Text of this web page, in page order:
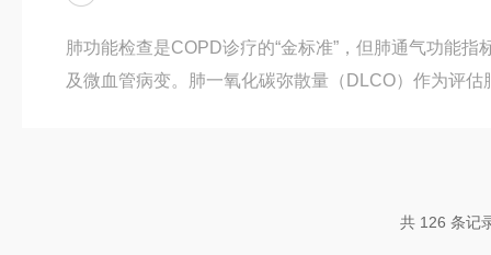
肺功能检查是COPD诊疗的“金标准”，但肺通气功能
及微血管病变。肺一氧化碳弥散量（DLCO）作为评
COPD中的应用广泛，包括疾病早期识别、病情严重
共 126 条记